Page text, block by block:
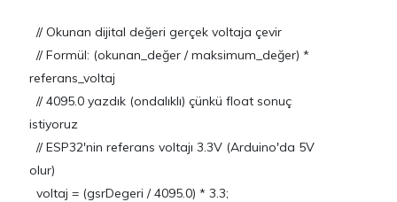
// Okunan dijital değeri gerçek voltaja çevir
// Formül: (okunan_değer / maksimum_değer) *
referans_voltaj
// 4095.0 yazdık (ondalıklı) çünkü float sonuç
istiyoruz
// ESP32'nin referans voltajı 3.3V (Arduino'da 5V
olur)
voltaj = (gsrDegeri / 4095.0) * 3.3;